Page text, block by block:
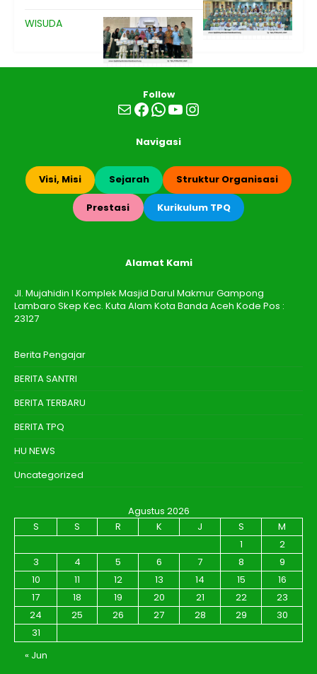
WISUDA
Follow
MailFacebook
WhatsApp
YouTube
Instagram
Navigasi
Visi, Misi Sejarah Struktur Organisasi
Prestasi Kurikulum TPQ
Alamat Kami
Jl. Mujahidin I Komplek Masjid Darul Makmur Gampong
Lambaro Skep Kec. Kuta Alam Kota Banda Aceh Kode Pos :
23127
Berita Pengajar
BERITA SANTRI
BERITA TERBARU
BERITA TPQ
HU NEWS
Uncategorized
Agustus 2026
S
S R K J S
M
1
2
3
4 5 6 7 8
9
10
11 12 13 14 15
16
17
18 19 20 21 22
23
24
25 26 27 28 29
30
31
« Jun